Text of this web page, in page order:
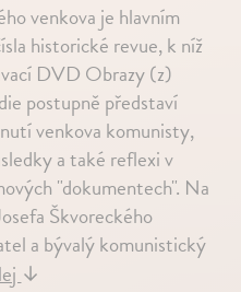
venkova je hlavním
historické revue, k níž
DVD Obrazy (z)
postupně představí
venkova komunisty,
a také reflexi v
"dokumentech". Na
Škvoreckého
a bývalý komunistický
↓